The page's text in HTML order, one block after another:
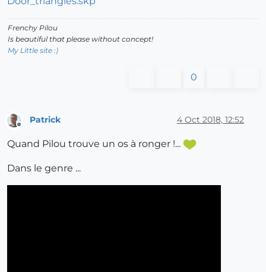
Frenchy Pilou
Is beautiful that please without concept!
My Little site :)
0
Offline
Patrick 4 Oct 2018, 12:52
Quand Pilou trouve un os à ronger !...
Dans le genre ...